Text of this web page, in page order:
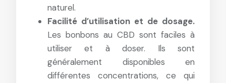
naturel.
Facilité d’utilisation et de dosage.
Les bonbons au CBD sont faciles à
utiliser et à doser. Ils sont
généralement disponibles en
différentes concentrations, ce qui